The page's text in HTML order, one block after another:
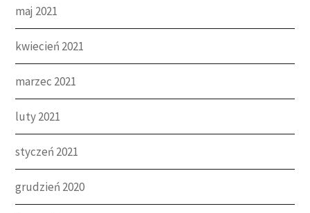
maj 2021
kwiecień 2021
marzec 2021
luty 2021
styczeń 2021
grudzień 2020